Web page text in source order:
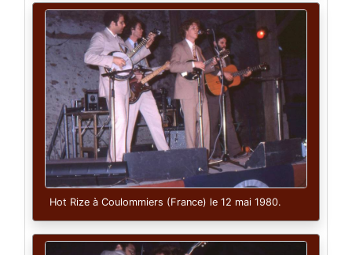
Hot Rize à Coulommiers (France) le 12 mai 1980.